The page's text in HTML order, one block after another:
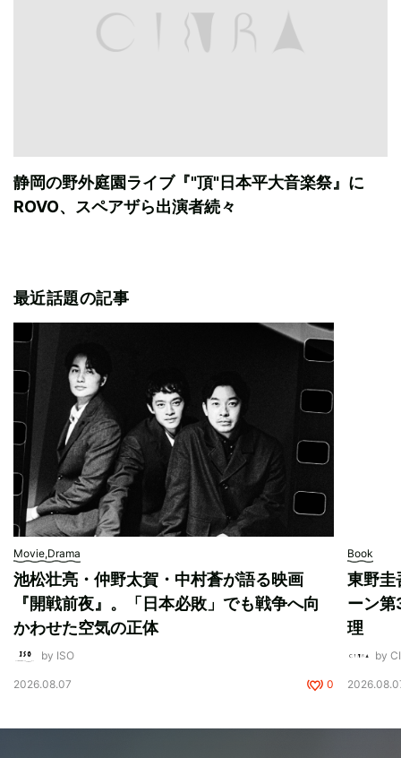
静岡の野外庭園ライブ『"頂"日本平大音楽祭』に
ROVO、スペアザら出演者続々
最近話題の記事
Movie,Drama
池松壮亮・仲野太賀・中村蒼が語る映画
『開戦前夜』。「日本必敗」でも戦争へ向
かわせた空気の正体
by ISO
2026.08.07 0
Book
東野圭
ーン第
理
by